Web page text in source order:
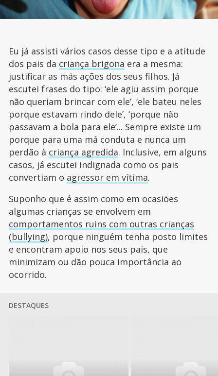
Eu já assisti vários casos desse tipo e a atitude
dos pais da criança brigona era a mesma:
justificar as más ações dos seus filhos. Já
escutei frases do tipo: ‘ele agiu assim porque
não queriam brincar com ele’, ‘ele bateu neles
porque estavam rindo dele’, ‘porque não
passavam a bola para ele’... Sempre existe um
porque para uma má conduta e nunca um
perdão à criança agredida. Inclusive, em alguns
casos, já escutei indignada como os pais
convertiam o agressor em vítima.
Suponho que é assim como em ocasiões
algumas crianças se envolvem em
comportamentos ruins com outras crianças
(bullying), porque ninguém tenha posto limites
e encontram apoio nos seus pais, que
minimizam ou dão pouca importância ao
ocorrido.
DESTAQUES